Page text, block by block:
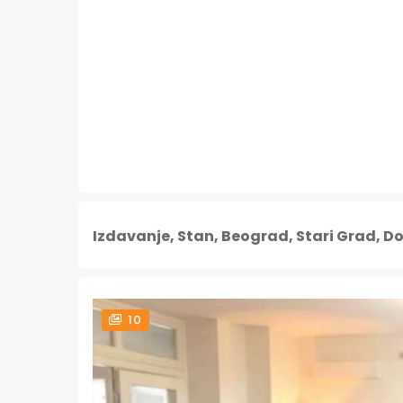
Izdavanje, Stan, Beograd, Stari Grad,
10